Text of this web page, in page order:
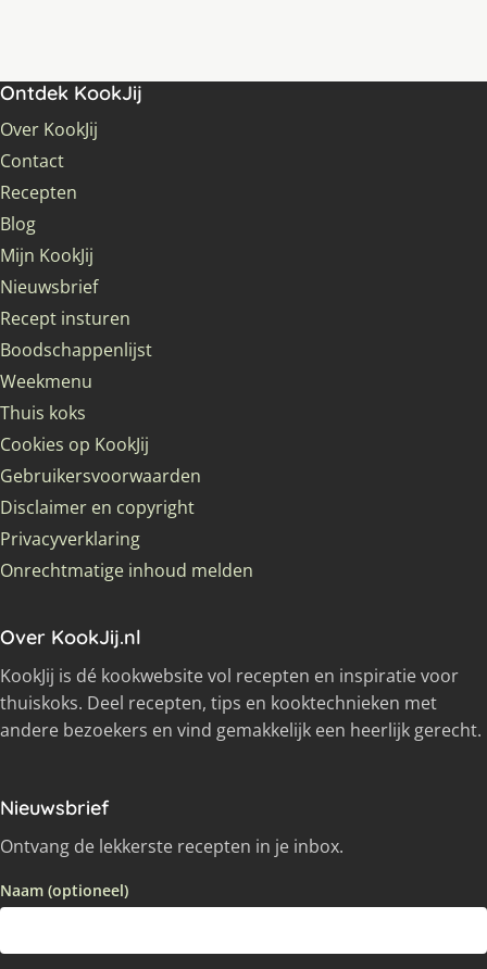
Ontdek KookJij
Over KookJij
Contact
Recepten
Blog
Mijn KookJij
Nieuwsbrief
Recept insturen
Boodschappenlijst
Weekmenu
Thuis koks
Cookies op KookJij
Gebruikersvoorwaarden
Disclaimer en copyright
Privacyverklaring
Onrechtmatige inhoud melden
Over KookJij.nl
KookJij is dé kookwebsite vol recepten en inspiratie voor
thuiskoks. Deel recepten, tips en kooktechnieken met
andere bezoekers en vind gemakkelijk een heerlijk gerecht.
Nieuwsbrief
Ontvang de lekkerste recepten in je inbox.
Naam (optioneel)